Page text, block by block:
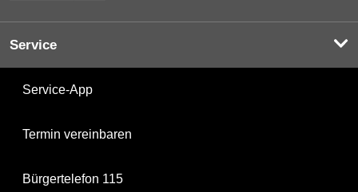
Service
Service-App
Termin vereinbaren
Bürgertelefon 115